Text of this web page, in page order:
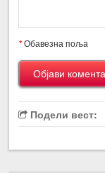
*Обавезна поља
Подели вест: